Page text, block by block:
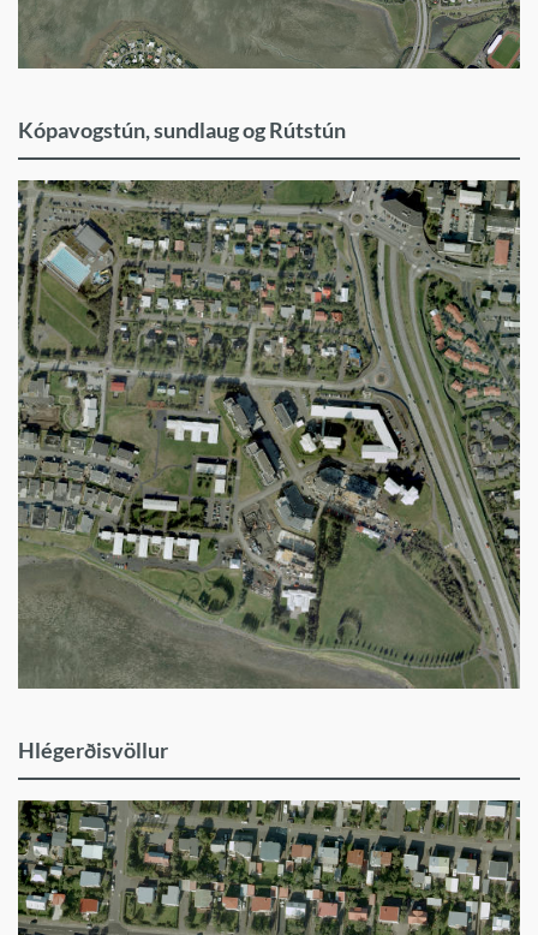
Kópavogstún, sundlaug og Rútstún
Hlégerðisvöllur